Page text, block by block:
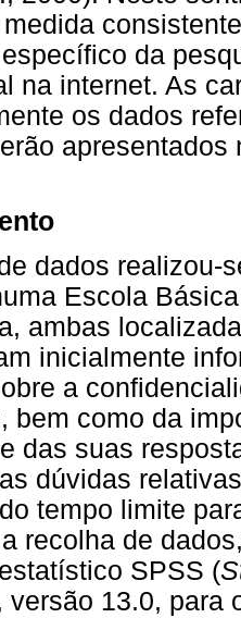
da
na internet. As
os dados
dados realizou-
Escola
ambas
inicialmente
a
bem como da
das suas
dúvidas
tempo limite
recolha de
SPSS (
versão 13.0, para